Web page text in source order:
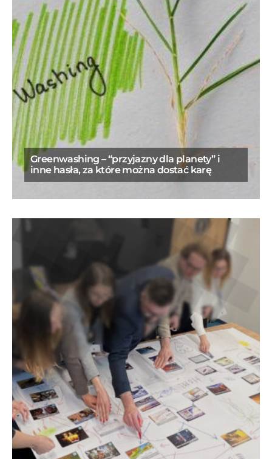
Greenwashing – “przyjazny dla planety” i
inne hasła, za które można dostać karę